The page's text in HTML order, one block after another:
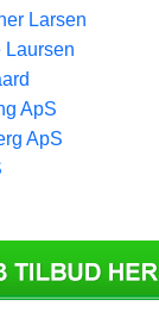
Larsen
Laursen
ApS
ApS